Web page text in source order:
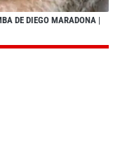
DE DIEGO MARADONA |